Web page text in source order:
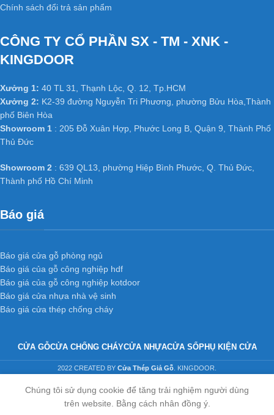
Chính sách đổi trả sản phẩm
CÔNG TY CỔ PHẦN SX - TM - XNK -
KINGDOOR
Xưởng 1: 40 TL 31, Thạnh Lộc, Q. 12, Tp.HCM
Xưởng 2: K2-39 đường Nguyễn Tri Phương, phường Bửu Hòa,Thành
phố Biên Hòa
Showroom 1 : 205 Đỗ Xuân Hợp, Phước Long B, Quận 9, Thành Phố
Thủ Đức
Showroom 2 : 639 QL13, phường Hiệp Bình Phước, Q. Thủ Đức,
Thành phố Hồ Chí Minh
Báo giá
Báo giá cửa gỗ phòng ngủ
Báo giá của gỗ công nghiệp hdf
Báo giá của gỗ công nghiệp kotdoor
Báo giá cửa nhựa nhà vệ sinh
Báo giá cửa thép chống cháy
CỬA GỖCỬA CHỐNG CHÁYCỬA NHỰACỬA SỔPHỤ KIỆN CỬA
2022 CREATED BY Cửa Thép Giả Gỗ . KINGDOOR.
Chúng tôi sử dụng cookie để tăng trải nghiệm người dùng
trên website. Bằng cách nhân đồng ý.